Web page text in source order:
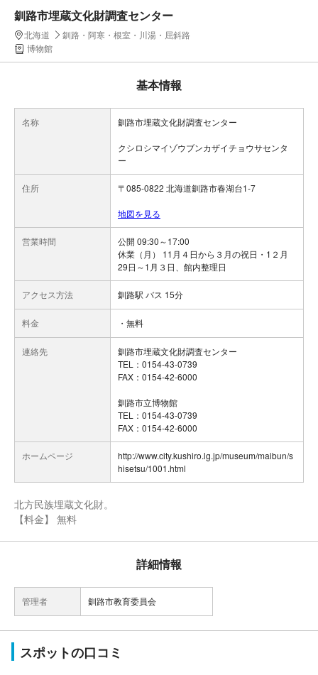
釧路市埋蔵文化財調査センター
北海道
釧路・阿寒・根室・川湯・屈斜路
博物館
基本情報
名称 釧路市埋蔵文化財調査センター
クシロシマイゾウブンカザイチョウサセンタ
ー
住所 〒085-0822 北海道釧路市春湖台1-7
地図を見る
営業時間
公開 09:30～17:00
休業（月） 11月４日から３月の祝日・1２月
29日～1月３日、館内整理日
アクセス方法 釧路駅 バス 15分
料金 ・無料
連絡先
釧路市埋蔵文化財調査センター
TEL：0154-43-0739
FAX：0154-42-6000
釧路市立博物館
TEL：0154-43-0739
FAX：0154-42-6000
ホームページ
http://www.city.kushiro.lg.jp/museum/maibun/s
hisetsu/1001.html
北方民族埋蔵文化財。
【料金】 無料
詳細情報
管理者 釧路市教育委員会
スポットの口コミ